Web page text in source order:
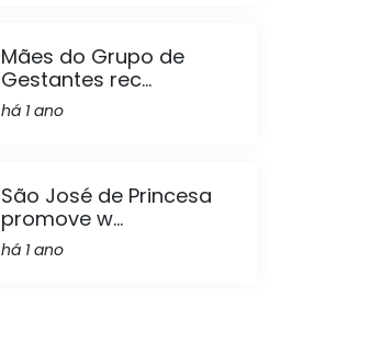
Mães do Grupo de
Gestantes rec...
há 1 ano
São José de Princesa
promove w...
há 1 ano